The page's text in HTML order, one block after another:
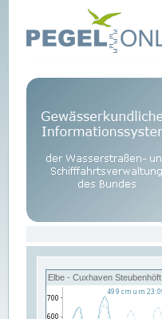
Elbe - Cuxhaven Steubenhöft